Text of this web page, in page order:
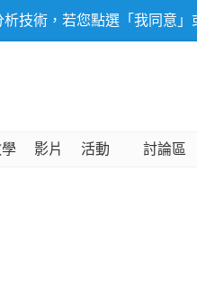
技術，若您點選「我同意
影片 活動 討論區